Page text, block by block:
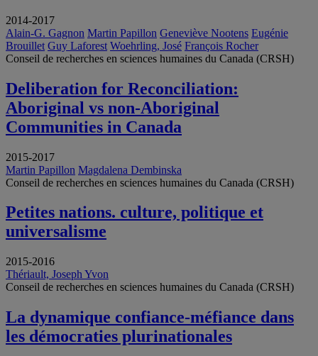
2014-2017
Alain-G. Gagnon Martin Papillon Geneviève Nootens Eugénie
Brouillet Guy Laforest Woehrling, José François Rocher
Conseil de recherches en sciences humaines du Canada (CRSH)
Deliberation for Reconciliation:
Aboriginal vs non-Aboriginal
Communities in Canada
2015-2017
Martin Papillon Magdalena Dembinska
Conseil de recherches en sciences humaines du Canada (CRSH)
Petites nations. culture, politique et
universalisme
2015-2016
Thériault, Joseph Yvon
Conseil de recherches en sciences humaines du Canada (CRSH)
La dynamique confiance-méfiance dans
les démocraties plurinationales